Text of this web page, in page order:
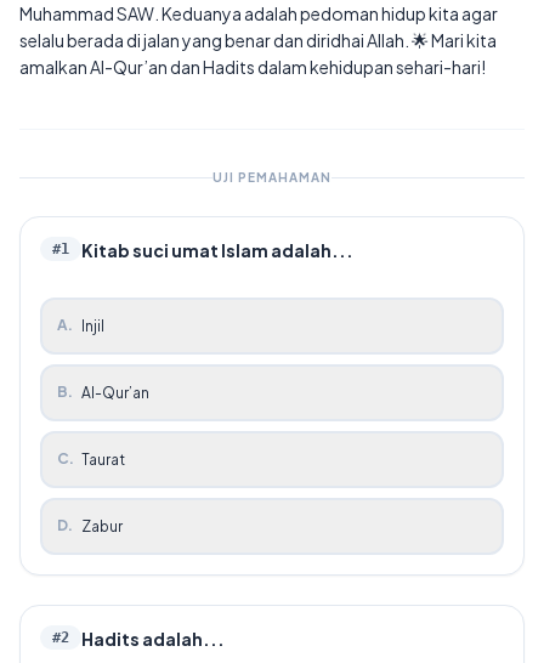
Muhammad SAW. Keduanya adalah pedoman hidup kita agar
selalu berada di jalan yang benar dan diridhai Allah. 🌟 Mari kita
amalkan Al-Qur’an dan Hadits dalam kehidupan sehari-hari!
UJI PEMAHAMAN
#1 Kitab suci umat Islam adalah...
A. Injil
B. Al-Qur’an
C. Taurat
D. Zabur
#2 Hadits adalah...